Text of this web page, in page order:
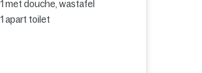
1 met douche, wastafel
1 apart toilet